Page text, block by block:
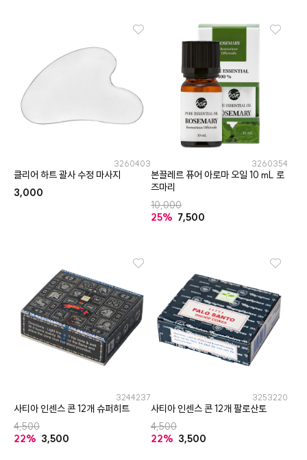
3260403
클리어 하트 괄사 수정 마사지
3,000
3260354
본끌레르 퓨어 아로마 오일 10 mL 로
즈마리
10,000
25% 7,500
3244237
사티아 인센스 콘 12개 슈퍼히트
4,500
22% 3,500
3253220
사티아 인센스 콘 12개 팔로산토
4,500
22% 3,500